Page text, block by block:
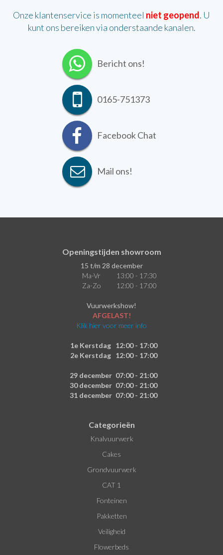
Onze klantenservice is momenteel niet geopend. U
kunt ons bereiken via onderstaande kanalen.
Bericht ons!
0165-751373
Facebook Chat
Mail ons!
Openingstijden showroom
15 t/m 28 december
Ma-Vr
13:00 - 17:30
Za-Zo
12:00 - 17:00
Vuurwerkshow!
AFGELAST!
Klik hier voor meer info
1e Kerstdag 12:00 - 17:00
2e Kerstdag 12:00 - 17:00
29 december 07:00 - 21:00
30 december 07:00 - 21:00
31 december 07:00 - 21:00
Categorieën
Knalvuurwerk
Cakes
Grondvuurwerk
CAT 1
Fonteinen
Pakketten
Veiligheid
Flowerbeds